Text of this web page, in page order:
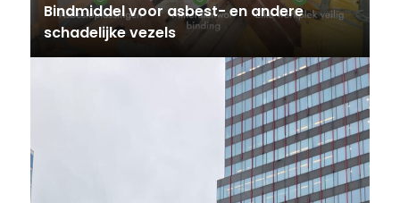
Bindmiddel voor asbest- en andere
schadelijke vezels